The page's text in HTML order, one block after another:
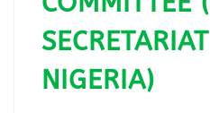
NIGERIA)